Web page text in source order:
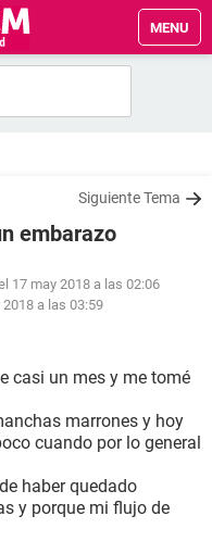
MENU
Siguiente Tema
embarazo
17 may 2018 a las 02:06
2018 a las 03:59
casi un mes y me tomé
marrones y hoy
cuando por lo general
haber quedado
y porque mi flujo de